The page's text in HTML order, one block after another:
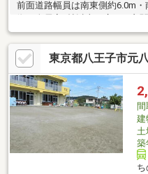
前面道路幅員は南東側約6.0m
にWIC・ワークスペース有・各
場有(車種による)▼設備・浴室
▼2026年7月内外装リフォーム
トイレ、洗面台 等【張替】ク
外壁・屋根塗装 他■ ご希望の住
━━━━━・・・物件の詳細・ご
東京都八王子市元
間
建
土
築